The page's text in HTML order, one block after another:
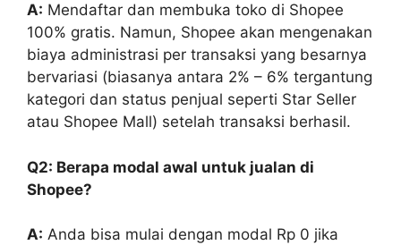
A: Mendaftar dan membuka toko di Shopee
100% gratis. Namun, Shopee akan mengenakan
biaya administrasi per transaksi yang besarnya
bervariasi (biasanya antara 2% – 6% tergantung
kategori dan status penjual seperti Star Seller
atau Shopee Mall) setelah transaksi berhasil.
Q2: Berapa modal awal untuk jualan di
Shopee?
A: Anda bisa mulai dengan modal Rp 0 jika